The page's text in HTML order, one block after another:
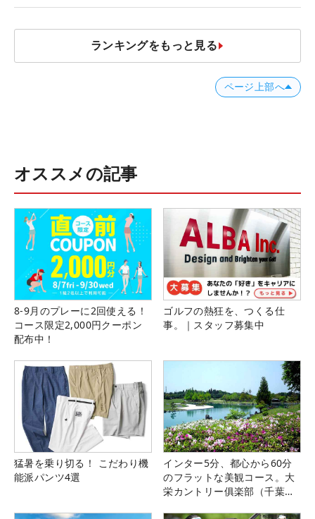
ランキングをもっと見る
ページ上部へ
オススメの記事
8-9月のプレーに2回使える！
コース限定2,000円クーポン
配布中！
ゴルフの熱狂を、つくる仕
事。｜スタッフ募集中
猛暑を乗り切る！ こだわり機
能派パンツ4選
インター5分、都心から60分
のフラットな美観コース。大
栄カントリー俱楽部（千葉